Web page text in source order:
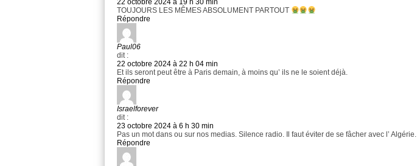
22 octobre 2024 à 19 h 30 min
TOUJOURS LES MÊMES ABSOLUMENT PARTOUT
Répondre
Paul06
dit :
22 octobre 2024 à 22 h 04 min
Et ils seront peut être à Paris demain, à moins qu’ ils ne le soient déjà.
Répondre
Israelforever
dit :
23 octobre 2024 à 6 h 30 min
Pas un mot dans ou sur nos medias. Silence radio. Il faut éviter de se fâcher avec l’ Algérie.
Répondre